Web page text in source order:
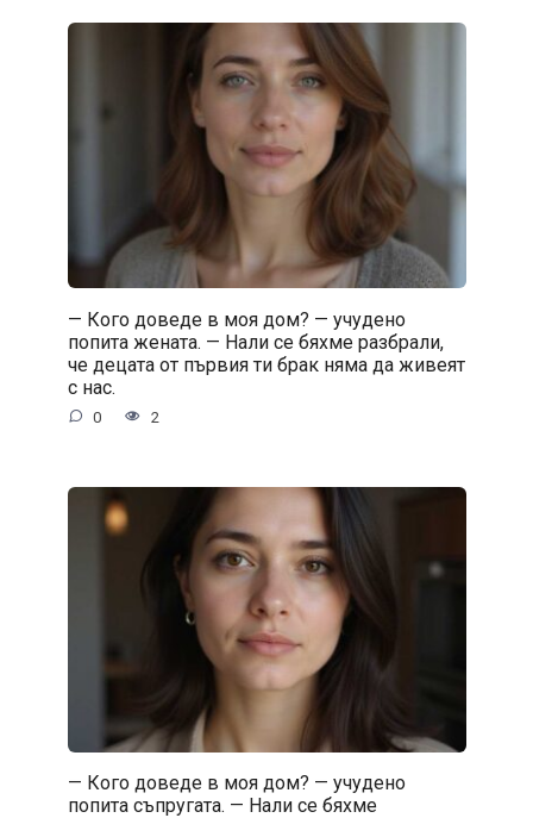
— Кого доведе в моя дом? — учудено
попита жената. — Нали се бяхме разбрали,
че децата от първия ти брак няма да живеят
с нас.
0 2
— Кого доведе в моя дом? — учудено
попита съпругата. — Нали се бяхме